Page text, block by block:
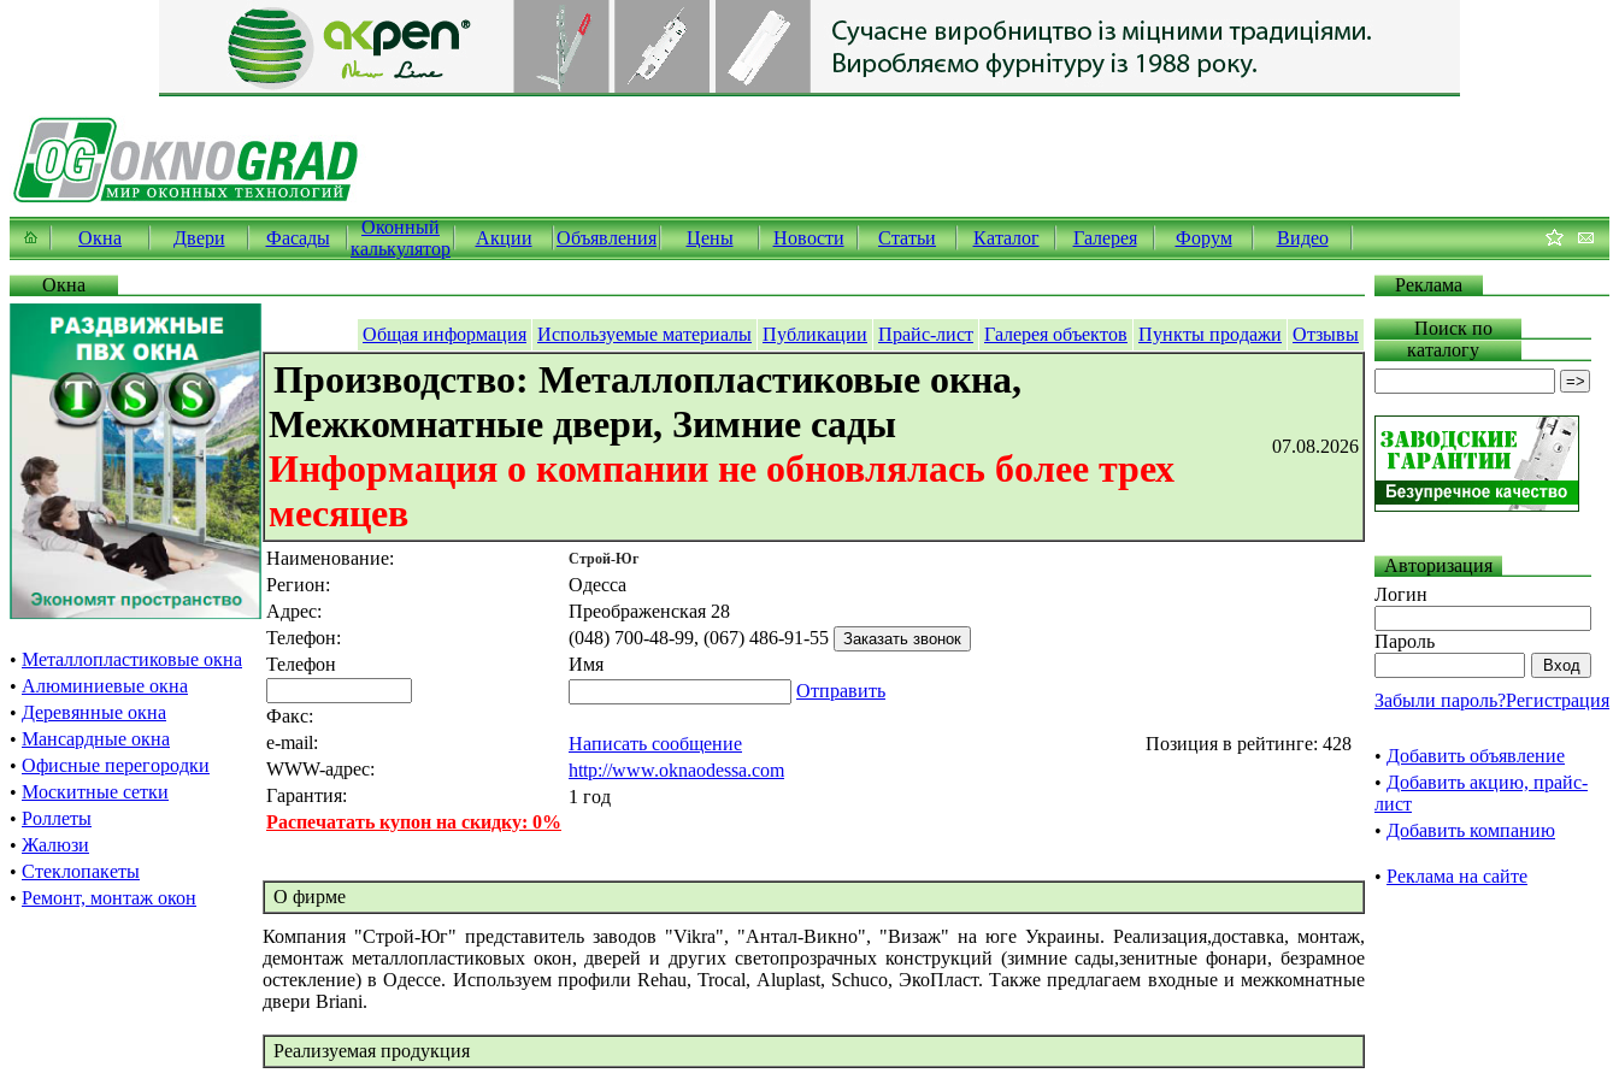
Окна Двери Фасады
Оконный
калькулятор
Акции Объявления Цены Новости Статьи Каталог Галерея Форум Видео
Окна Реклама
• Металлопластиковые окна
• Алюминиевые окна
• Деревянные окна
• Мансардные окна
• Офисные перегородки
• Москитные сетки
• Роллеты
• Жалюзи
• Стеклопакеты
• Ремонт, монтаж окон
Общая информация Используемые материалы Публикации Прайс-лист Галерея объектов Пункты продажи Отзывы
Производство: Металлопластиковые окна,
Межкомнатные двери, Зимние сады
Информация о компании не обновлялась более трех
месяцев
07.08.2026
Наименование:
Регион:
Адрес:
Телефон:
Телефон
Факс:
e-mail:
WWW-адрес:
Гарантия:
Распечатать купон на скидку: 0%
Строй-Юг
Одесса
Преображенская 28
(048) 700-48-99, (067) 486-91-55
Имя
Отправить
Написать сообщение
http://www.oknaodessa.com
1 год
Позиция в рейтинге: 428
О фирме
Компания "Строй-Юг" представитель заводов "Vikra", "Антал-Викно", "Визаж" на юге Украины. Реализация,доставка, монтаж,
демонтаж металлопластиковых окон, дверей и других светопрозрачных конструкций (зимние сады,зенитные фонари, безрамное
остекление) в Одессе. Используем профили Rehau, Trocal, Aluplast, Schuco, ЭкоПласт. Также предлагаем входные и межкомнатные
двери Briani.
Реализуемая продукция
Поиск по
каталогу
Авторизация
Логин
Пароль
Забыли пароль?Регистрация
• Добавить объявление
• Добавить акцию, прайс-
лист
• Добавить компанию
• Реклама на сайте